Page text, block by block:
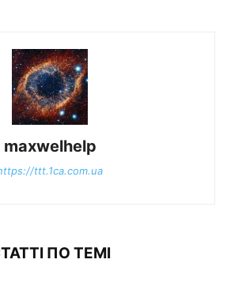
maxwelhelp
ttt.1ca.com.ua
ПО ТЕМІ